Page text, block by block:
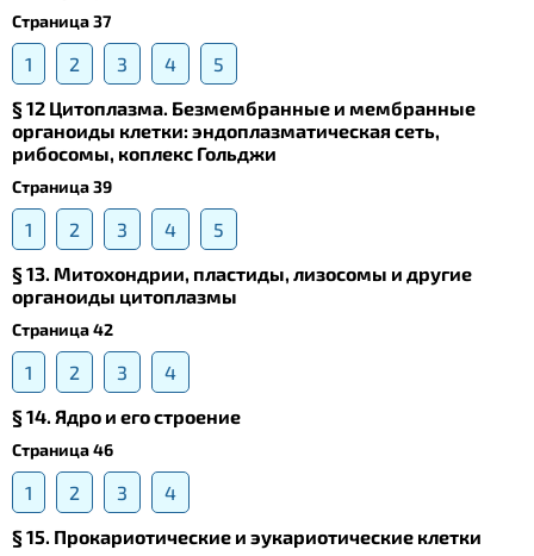
Страница 37
1 2 3 4
5
§ 12 Цитоплазма. Безмембранные и мембранные
органоиды клетки: эндоплазматическая сеть,
рибосомы, коплекс Гольджи
Страница 39
1 2 3 4
5
§ 13. Mитохондрии, пластиды, лизосомы и другие
органоиды цитоплазмы
Страница 42
1 2 3
4
§ 14. Ядро и его строение
Страница 46
1 2 3
4
§ 15. Прокариотические и эукариотические клетки